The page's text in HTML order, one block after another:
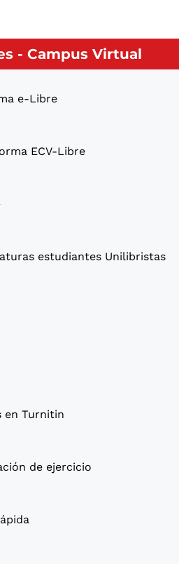
- Campus Virtual
e-Libre
ECV-Libre
estudiantes Unilibristas
en Turnitin
de ejercicio